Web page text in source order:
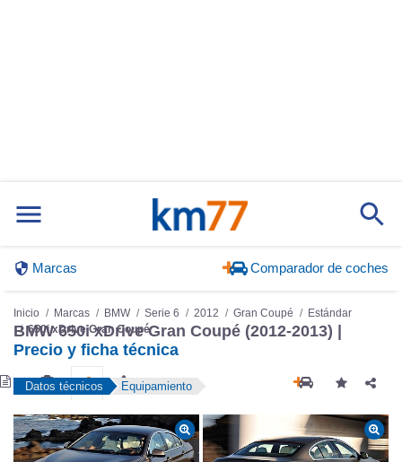
BMW 650i xDrive Gran Coupé (2012-2013) |
Precio y ficha técnica